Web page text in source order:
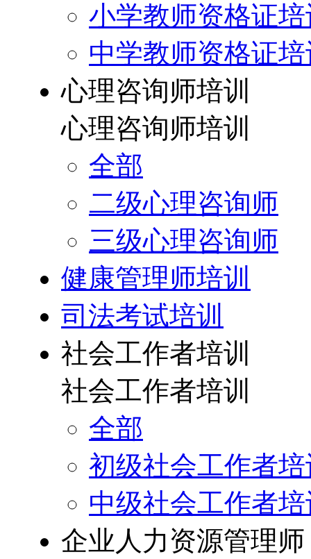
小学教师资格证
中学教师资格证
心理咨询师培训
心理咨询师培训
全部
二级心理咨询师
三级心理咨询师
健康管理师培训
司法考试培训
社会工作者培训
社会工作者培训
全部
初级社会工作者
中级社会工作者
企业人力资源管理师